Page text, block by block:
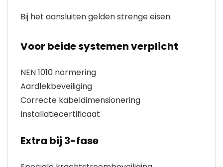
Bij het aansluiten gelden strenge eisen:
Voor beide systemen verplicht
NEN 1010 normering
Aardlekbeveiliging
Correcte kabeldimensionering
Installatiecertificaat
Extra bij 3-fase